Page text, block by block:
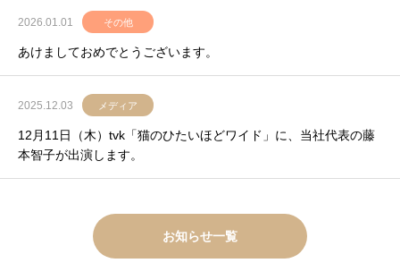
2026.01.01 その他
あけましておめでとうございます。
2025.12.03 メディア
12月11日（木）tvk「猫のひたいほどワイド」に、当社代表の藤
本智子が出演します。
お知らせ一覧